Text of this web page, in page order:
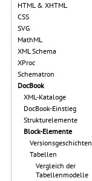
HTML & XHTML
CSS
SVG
MathML
XML Schema
XProc
Schematron
DocBook
XML-Kataloge
DocBook-Einstieg
Strukturelemente
Block-Elemente
Versionsgeschichten
Tabellen
Vergleich der
Tabellenmodelle